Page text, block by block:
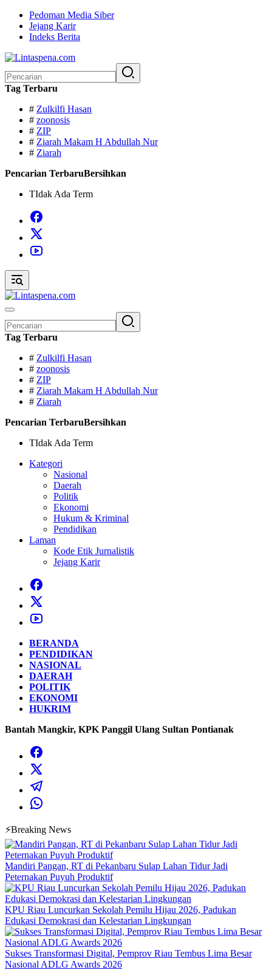
Langsung
konten
Pedoman Media Siber
Jejang Karir
Indeks Berita
untuk:
Tag Terbaru
# Zulkilfi Hasan
# zoonosis
# ZIP
# Ziarah Makam H Abdullah Nur
# Ziarah
Pencarian TerbaruBersihkan
TIdak Ada Term
untuk:
Tag Terbaru
# Zulkilfi Hasan
# zoonosis
# ZIP
# Ziarah Makam H Abdullah Nur
# Ziarah
Pencarian TerbaruBersihkan
TIdak Ada Term
Kategori
Nasional
Daerah
Politik
Ekonomi
Hukum & Kriminal
Pendidikan
Laman
Kode Etik Jurnalistik
Jejang Karir
BERANDA
PENDIDIKAN
NASIONAL
DAERAH
POLITIK
EKONOMI
HUKRIM
Bantah Mangkir, KPK Panggil Ulang Sultan Pontianak
⚡Breaking News
Mandiri Pangan, RT di Pekanbaru Sulap Lahan Tidur Jadi
Peternakan Puyuh Produktif
KPU Riau Luncurkan Sekolah Pemilu Hijau 2026, Padukan
Edukasi Demokrasi dan Kelestarian Lingkungan
Sukses Transformasi Digital, Pemprov Riau Tembus Lima Besar
Nasional ADLG Awards 2026